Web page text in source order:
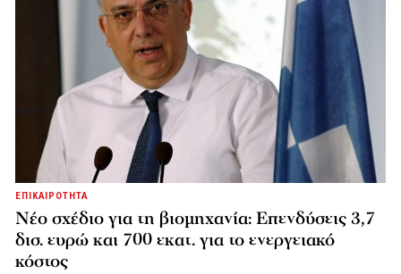
ΕΠΙΚΑΙΡΟΤΗΤΑ
Νέο σχέδιο για τη βιομηχανία: Επενδύσεις 3,7
δισ. ευρώ και 700 εκατ. για το ενεργειακό
κόστος